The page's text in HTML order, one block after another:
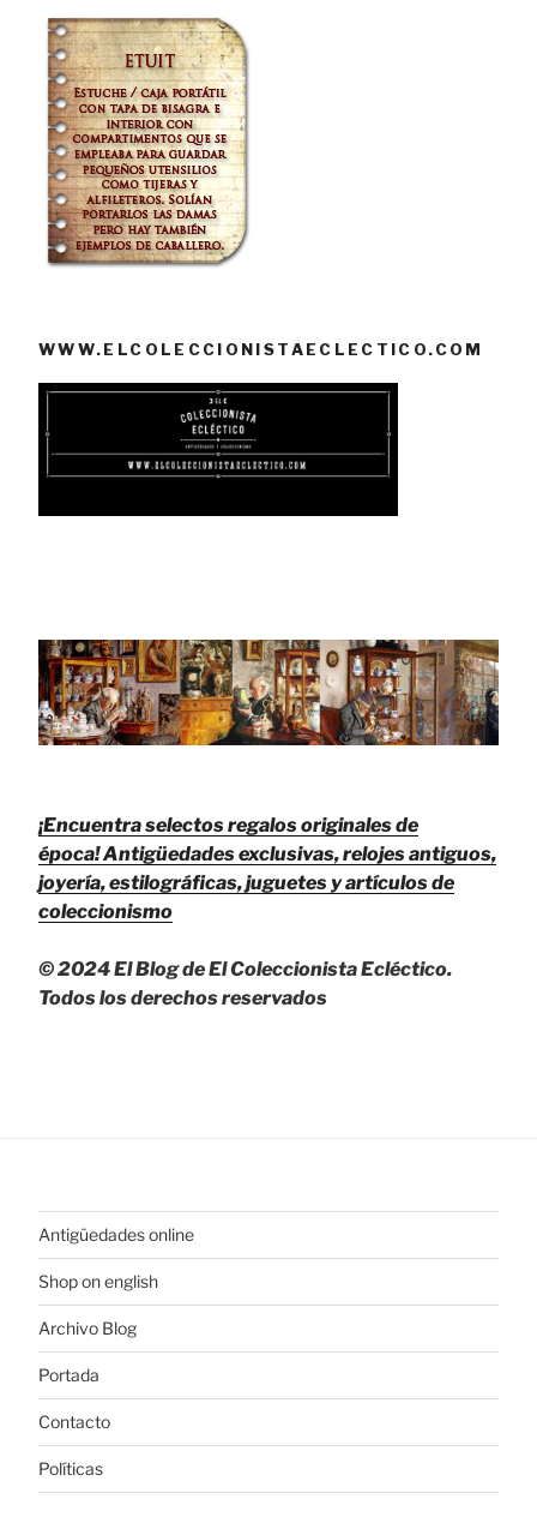
WWW.ELCOLECCIONISTAECLECTICO.COM
¡Encuentra selectos regalos originales de
época!Antigüedades exclusivas, relojes antiguos,
joyería, estilográficas, juguetes y artículos de
coleccionismo
© 2024 El Blog de El Coleccionista Ecléctico.
Todos los derechos reservados
Antigüedades online
Shop on english
Archivo Blog
Portada
Contacto
Políticas